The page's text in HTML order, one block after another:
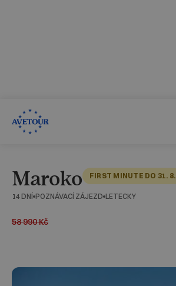
Maroko FIRST MINUTE DO 31. 8.
14 DNÍ POZNÁVACÍ ZÁJEZD LETECKY
58 990Kč